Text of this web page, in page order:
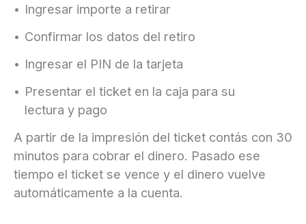
Ingresar importe a retirar
Confirmar los datos del retiro
Ingresar el PIN de la tarjeta
Presentar el ticket en la caja para su
lectura y pago
A partir de la impresión del ticket contás con 30
minutos para cobrar el dinero. Pasado ese
tiempo el ticket se vence y el dinero vuelve
automáticamente a la cuenta.